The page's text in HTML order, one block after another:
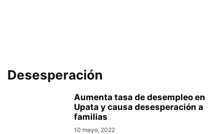
Desesperación
Aumenta tasa de desempleo en
Upata y causa desesperación a
familias
10 mayo, 2022